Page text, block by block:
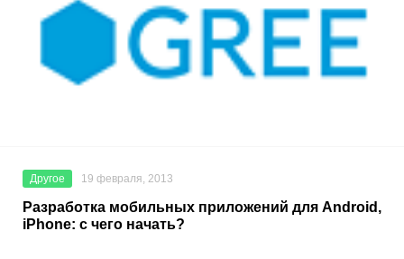
Другое 19 февраля, 2013
Разработка мобильных приложений для Android,
iPhone: с чего начать?